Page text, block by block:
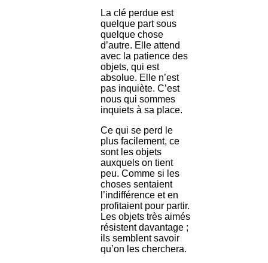
La clé perdue est
quelque part sous
quelque chose
d’autre. Elle attend
avec la patience des
objets, qui est
absolue. Elle n’est
pas inquiète. C’est
nous qui sommes
inquiets à sa place.
Ce qui se perd le
plus facilement, ce
sont les objets
auxquels on tient
peu. Comme si les
choses sentaient
l’indifférence et en
profitaient pour partir.
Les objets très aimés
résistent davantage ;
ils semblent savoir
qu’on les cherchera.